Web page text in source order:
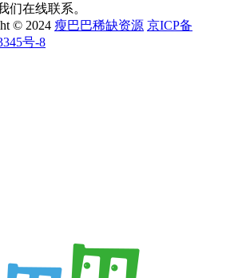
们在线联系。
© 2024 瘦巴巴稀缺资源 京ICP备
号-8